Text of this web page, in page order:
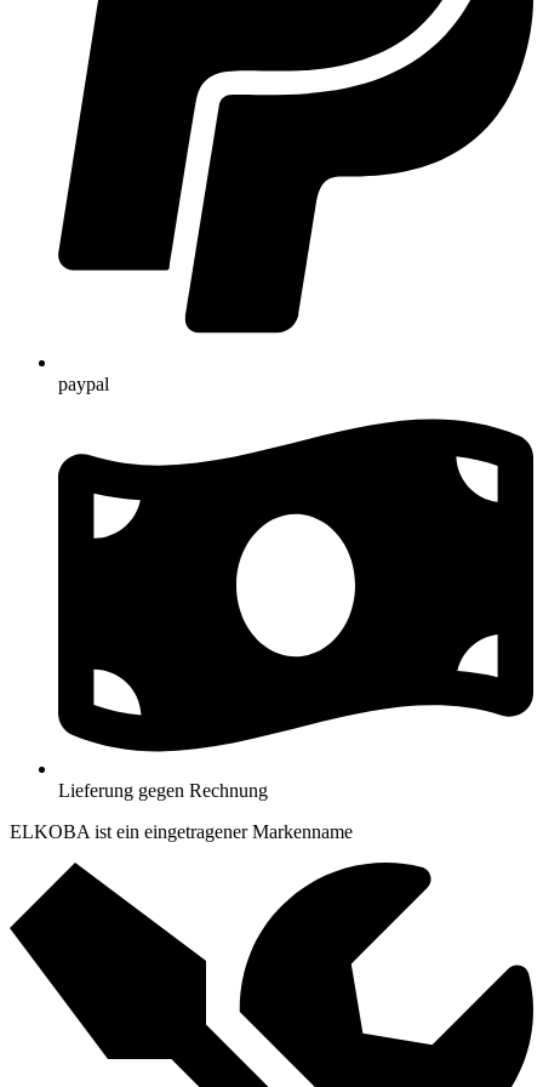
paypal
Lieferung gegen Rechnung
ELKOBA ist ein eingetragener Markenname